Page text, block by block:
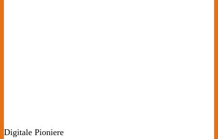
Digitale Pioniere